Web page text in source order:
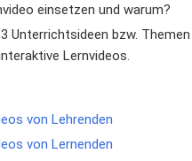
einsetzen und warum?
Unterrichtsideen bzw.
Lernvideos.
von Lehrenden
von Lernenden